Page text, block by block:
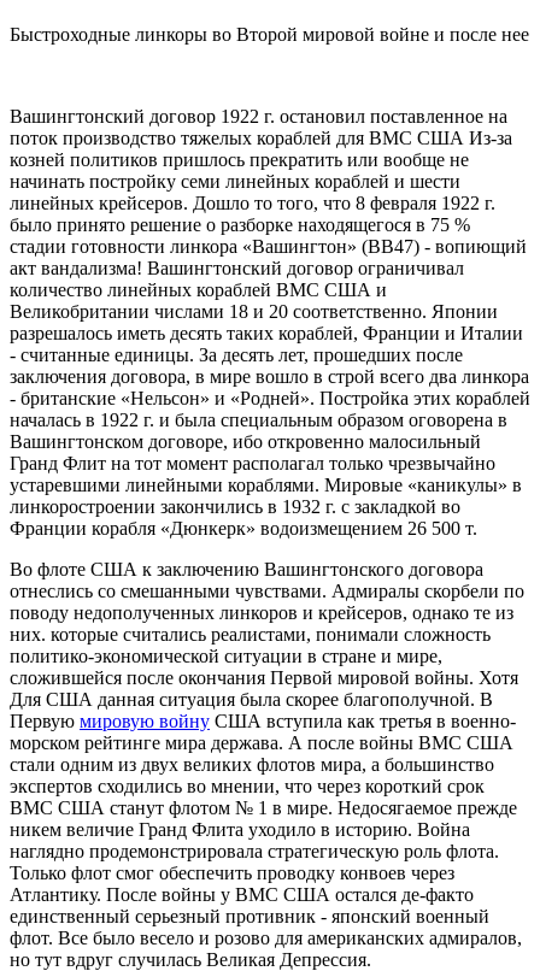
Быстроходные линкоры во Второй мировой войне и после нее
Вашингтонский договор 1922 г. остановил поставленное на
поток производство тяжелых кораблей для ВМС США Из-за
козней политиков пришлось прекратить или вообще не
начинать постройку семи линейных кораблей и шести
линейных крейсеров. Дошло то того, что 8 февраля 1922 г.
было принято решение о разборке находящегося в 75 %
стадии готовности линкора «Вашингтон» (ВВ47) - вопиющий
акт вандализма! Вашингтонский договор ограничивал
количество линейных кораблей ВМС США и
Великобритании числами 18 и 20 соответственно. Японии
разрешалось иметь десять таких кораблей, Франции и Италии
- считанные единицы. За десять лет, прошедших после
заключения договора, в мире вошло в строй всего два линкора
- британские «Нельсон» и «Родней». Постройка этих кораблей
началась в 1922 г. и была специальным образом оговорена в
Вашингтонском договоре, ибо откровенно малосильный
Гранд Флит на тот момент располагал только чрезвычайно
устаревшими линейными кораблями. Мировые «каникулы» в
линкоростроении закончились в 1932 г. с закладкой во
Франции корабля «Дюнкерк» водоизмещением 26 500 т.
Во флоте США к заключению Вашингтонского договора
отнеслись со смешанными чувствами. Адмиралы скорбели по
поводу недополученных линкоров и крейсеров, однако те из
них. которые считались реалистами, понимали сложность
политико-экономической ситуации в стране и мире,
сложившейся после окончания Первой мировой войны. Хотя
Для США данная ситуация была скорее благополучной. В
Первую мировую войну США вступила как третья в военно-
морском рейтинге мира держава. А после войны ВМС США
стали одним из двух великих флотов мира, а большинство
экспертов сходились во мнении, что через короткий срок
ВМС США станут флотом № 1 в мире. Недосягаемое прежде
никем величие Гранд Флита уходило в историю. Война
наглядно продемонстрировала стратегическую роль флота.
Только флот смог обеспечить проводку конвоев через
Атлантику. После войны у ВМС США остался де-факто
единственный серьезный противник - японский военный
флот. Все было весело и розово для американских адмиралов,
но тут вдруг случилась Великая Депрессия.